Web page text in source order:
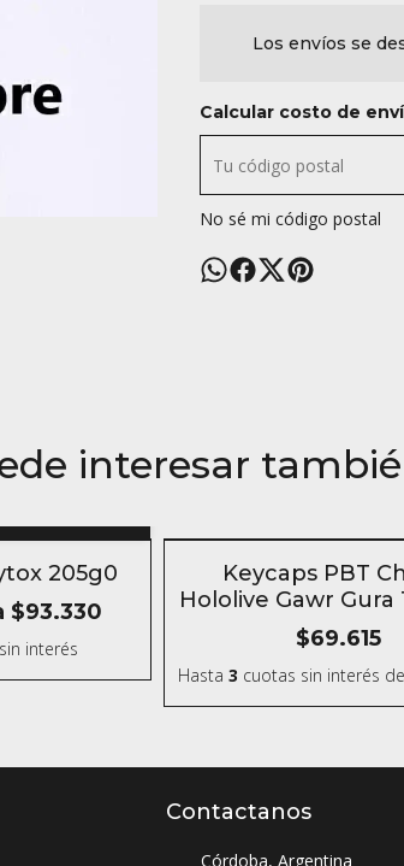
Los envíos se
Calcular costo de
No sé mi código postal
interesar
- 10 %
205g0
$93.330
interés
SIN STOCK
Keycaps PBT
Hololive Gawr Gura
$69.615
Hasta 3 cuotas sin interés de
Contactanos
Córdoba, Argentina